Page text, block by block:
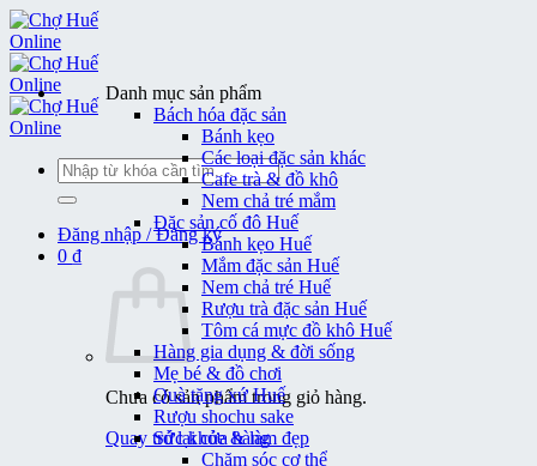
Bỏ
qua
nội
dung
Tìm
kiếm:
Đăng nhập / Đăng ký
0 ₫
Chưa có sản phẩm trong giỏ hàng.
Quay trở lại cửa hàng
Danh mục sản phẩm
Bách hóa đặc sản
Bánh kẹo
Các loại đặc sản khác
Cafe trà & đồ khô
Nem chả tré mắm
Đặc sản cố đô Huế
Bánh kẹo Huế
Mắm đặc sản Huế
Nem chả tré Huế
Rượu trà đặc sản Huế
Tôm cá mực đồ khô Huế
Hàng gia dụng & đời sống
Mẹ bé & đồ chơi
Quà tặng xứ Huế
Rượu shochu sake
Sức khỏe & làm đẹp
Chăm sóc cơ thể